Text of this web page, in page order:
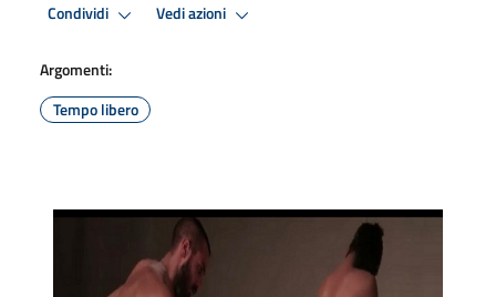
Condividi Vedi azioni
Argomenti:
Tempo libero